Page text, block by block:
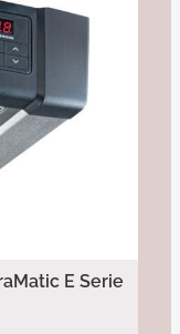
E Serie